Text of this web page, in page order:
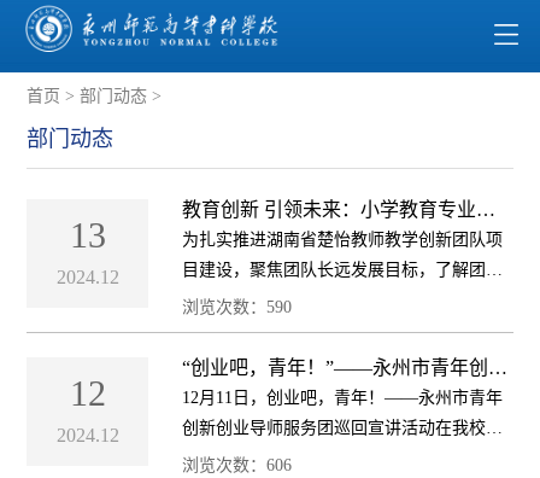
首页 >部门动态 >
部门动态
13
2024.12
教育创新 引领未来：小学教育专业湖
南省“楚怡”教师教学创新团队项目召开
中期检查推进会
为扎实推进湖南省楚怡教师教学创新团队项
目建设，聚焦团队长远发展目标，了解团队
建设情况，发现团队建设存在问题，12月12
日，小学教育专业湖南省楚怡教师教学创新
团队全体成员于办公楼405室召开推进会，学
校...
浏览次数：590
12
2024.12
“创业吧，青年！”——永州市青年创新
创业导师服务团巡回宣讲活动在我校举
办
12月11日，创业吧，青年！——永州市青年
创新创业导师服务团巡回宣讲活动在我校实
训中心举办，团市委副书记李彬彬出席活
浏览次数：606